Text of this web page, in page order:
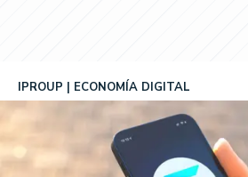
IPROUP ECONOMÍA DIGITAL